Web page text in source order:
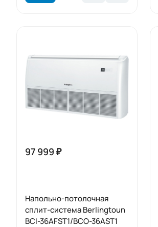
97 999 ₽
Напольно-потолочная
сплит-система Berlingtoun
BCI-36AFST1/BCO-36AST1